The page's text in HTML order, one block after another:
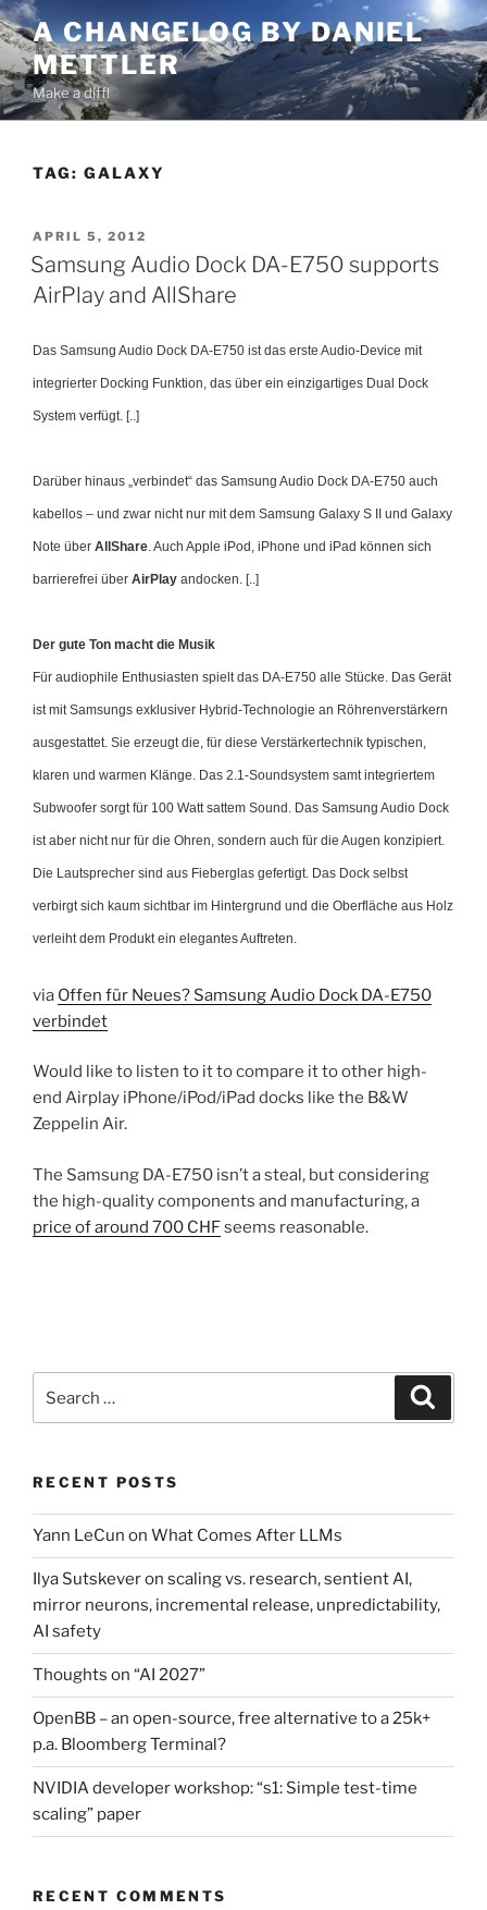
Skip
to
content
A CHANGELOG BY DANIEL
METTLER
Make a diff!
TAG: GALAXY
POSTED
ON
APRIL 5, 2012
Samsung Audio Dock DA-E750 supports
AirPlay and AllShare
Das Samsung Audio Dock DA-E750 ist das erste Audio-Device mit
integrierter Docking Funktion, das über ein einzigartiges Dual Dock
System verfügt. [..]
Darüber hinaus „verbindet“ das Samsung Audio Dock DA-E750 auch
kabellos – und zwar nicht nur mit dem Samsung Galaxy S II und Galaxy
Note über AllShare . Auch Apple iPod, iPhone und iPad können sich
barrierefrei über AirPlay andocken. [..]
Der gute Ton macht die Musik
Für audiophile Enthusiasten spielt das DA-E750 alle Stücke. Das Gerät
ist mit Samsungs exklusiver Hybrid-Technologie an Röhrenverstärkern
ausgestattet. Sie erzeugt die, für diese Verstärkertechnik typischen,
klaren und warmen Klänge. Das 2.1-Soundsystem samt integriertem
Subwoofer sorgt für 100 Watt sattem Sound. Das Samsung Audio Dock
ist aber nicht nur für die Ohren, sondern auch für die Augen konzipiert.
Die Lautsprecher sind aus Fieberglas gefertigt. Das Dock selbst
verbirgt sich kaum sichtbar im Hintergrund und die Oberfläche aus Holz
verleiht dem Produkt ein elegantes Auftreten.
via Offen für Neues? Samsung Audio Dock DA-E750
verbindet
Would like to listen to it to compare it to other high-
end Airplay iPhone/iPod/iPad docks like the B&W
Zeppelin Air.
The Samsung DA-E750 isn’t a steal, but considering
the high-quality components and manufacturing, a
price of around 700 CHFseems reasonable.
for:
RECENT POSTS
Yann LeCun on What Comes After LLMs
Ilya Sutskever on scaling vs. research, sentient AI,
mirror neurons, incremental release, unpredictability,
AI safety
Thoughts on “AI 2027”
OpenBB – an open-source, free alternative to a 25k+
p.a. Bloomberg Terminal?
NVIDIA developer workshop: “s1: Simple test-time
scaling” paper
RECENT COMMENTS